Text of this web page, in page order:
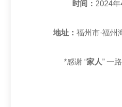
时间： 2024年
地址： 福州市·福州
*感谢 “家人” 一